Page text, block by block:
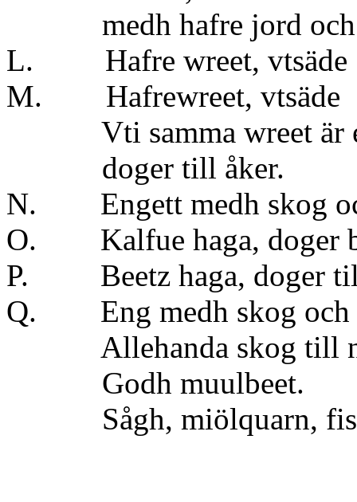
medh hafre jord
L. Hafre
M.
Vti samma
doger till åker.
N. Engett medh skog
O. Kalfue haga, doger
P. Beetz haga, doger
Q. Eng medh skog
Allehanda skog till
Godh muulbeet.
Sågh, miölquarn,